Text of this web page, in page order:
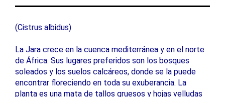
(Cistrus albidus)
La Jara crece en la cuenca mediterránea y en el norte
de África. Sus lugares preferidos son los bosques
soleados y los suelos calcáreos, donde se la puede
encontrar floreciendo en toda su exuberancia. La
planta es una mata de tallos gruesos y hojas velludas